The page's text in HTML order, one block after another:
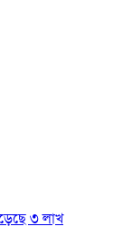
৩ লাখ